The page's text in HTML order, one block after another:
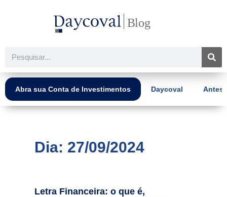
Pesquisar
Abra sua Conta de Investimentos Daycoval Antes
Dia: 27/09/2024
Letra Financeira: o que é,